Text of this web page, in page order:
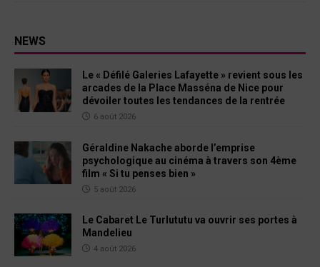
NEWS
Le « Défilé Galeries Lafayette » revient sous les
arcades de la Place Masséna de Nice pour
dévoiler toutes les tendances de la rentrée
6 août 2026
Géraldine Nakache aborde l’emprise
psychologique au cinéma à travers son 4ème
film « Si tu penses bien »
5 août 2026
Le Cabaret Le Turlututu va ouvrir ses portes à
Mandelieu
4 août 2026